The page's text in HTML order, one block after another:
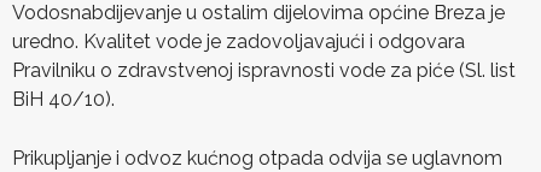
Vodosnabdijevanje u ostalim dijelovima općine Breza je
uredno. Kvalitet vode je zadovoljavajući i odgovara
Pravilniku o zdravstvenoj ispravnosti vode za piće (Sl. list
BiH 40/10).
Prikupljanje i odvoz kućnog otpada odvija se uglavnom